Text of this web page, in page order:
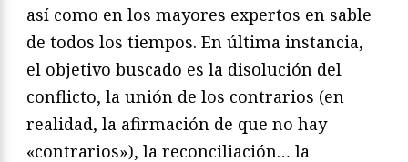
así como en los mayores expertos en sable
de todos los tiempos. En última instancia,
el objetivo buscado es la disolución del
conflicto, la unión de los contrarios (en
realidad, la afirmación de que no hay
«contrarios»), la reconciliación… la